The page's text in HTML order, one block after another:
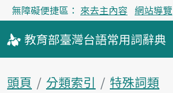
無障礙便捷區： 來去主內容 網站導覽
教育部臺灣台語常用詞辭典
頭頁 分類索引
特殊詞類